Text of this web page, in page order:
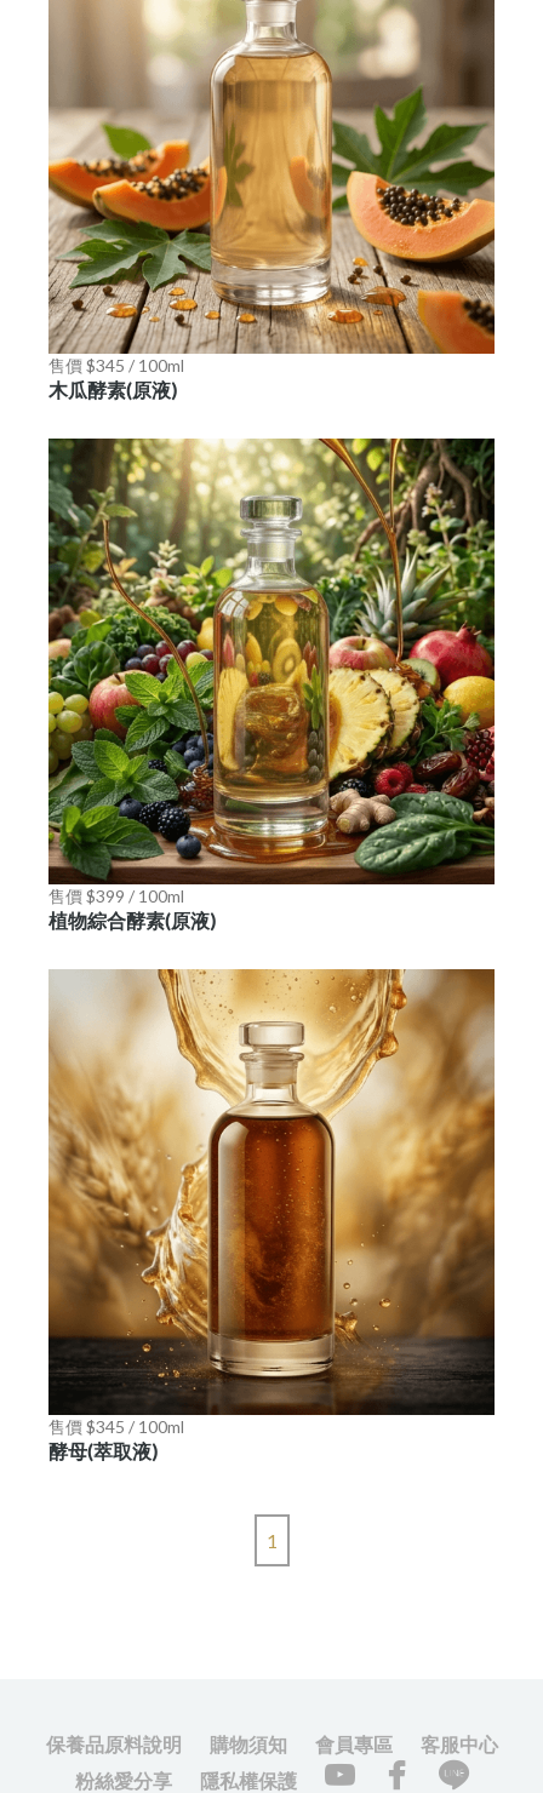
售價 $345 / 100ml
木瓜酵素(原液)
售價 $399 / 100ml
植物綜合酵素(原液)
售價 $345 / 100ml
酵母(萃取液)
1
保養品原料說明 購物須知 會員專區
客服中心
粉絲愛分享
隱私權保護